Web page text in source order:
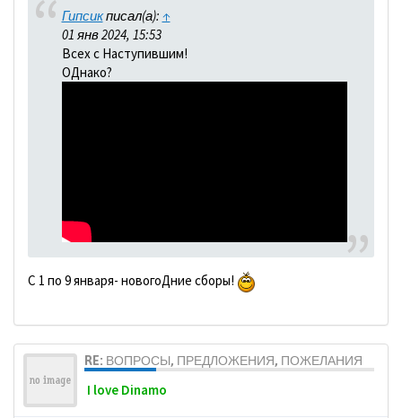
Гипсикписал(а): ↑
01 янв 2024, 15:53
Всех с Наступившим!
ОДнако?
С 1 по 9 января- новогоДние сборы!
RE: ВОПРОСЫ, ПРЕДЛОЖЕНИЯ, ПОЖЕЛАНИЯ
I love Dinamo